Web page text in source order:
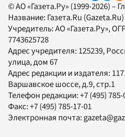
© АО «Газета.Ру» (1999-2026) –
Название: Газета.Ru (Gazeta.Ru)
Учредитель:АО «Газета.Ру»,
7743625728
Адрес учредителя: 125239,
улица, дом 67
Адрес редакции и издателя:
Варшавское шоссе, д.9, стр.1
Телефон редакции:+7 (495)
Факс:+7 (495) 785-17-01
Электронная почта: